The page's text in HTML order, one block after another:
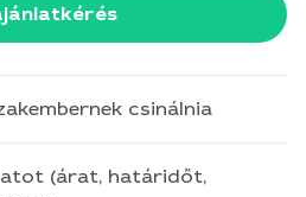
csinálnia
(árat, határidőt,